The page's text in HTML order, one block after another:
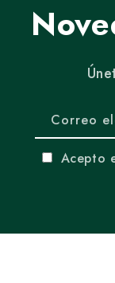
Correo
Acepto